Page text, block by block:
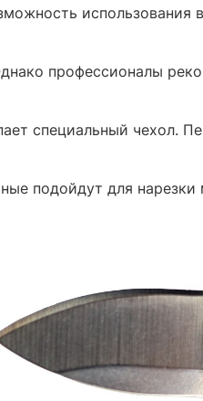
использования
профессионалы
специальный чехол.
подойдут для нарезки